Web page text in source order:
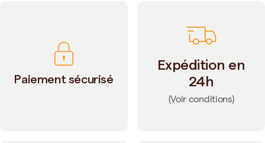
Paiement sécurisé
Expédition en
24h
(Voir conditions)